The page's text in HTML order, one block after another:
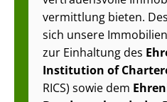
vermittlung bieten.
sich unsere
zur Einhaltung des
Institution of
RICS) sowie dem